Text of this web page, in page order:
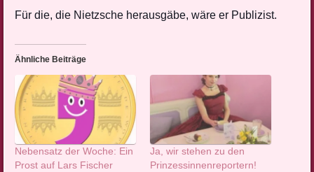
Für die, die Nietzsche herausgäbe, wäre er Publizist.
Ähnliche Beiträge
Nebensatz der Woche: Ein
Prost auf Lars Fischer
Ja, wir stehen zu den
Prinzessinnenreportern!